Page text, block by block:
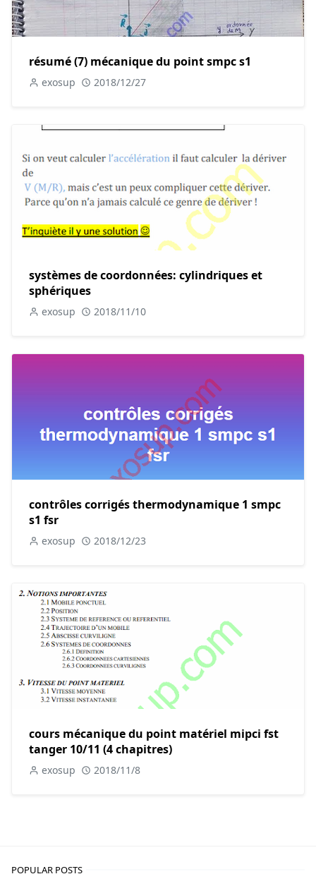
résumé (7) mécanique du point smpc s1
exosup 2018/12/27
systèmes de coordonnées: cylindriques et
sphériques
exosup 2018/11/10
contrôles corrigés thermodynamique 1 smpc
s1 fsr
exosup 2018/12/23
cours mécanique du point matériel mipci fst
tanger 10/11 (4 chapitres)
exosup 2018/11/8
POPULAR POSTS